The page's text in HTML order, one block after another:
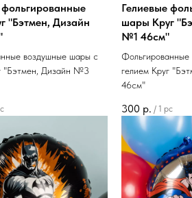
фольгированные
"Бэтмен, Дизайн
воздушные шары с
"Бэтмен, Дизайн №3
Гелиевые
шары Круг
№1 46см"
гелием Круг
46см"
300 р. / 1 pc